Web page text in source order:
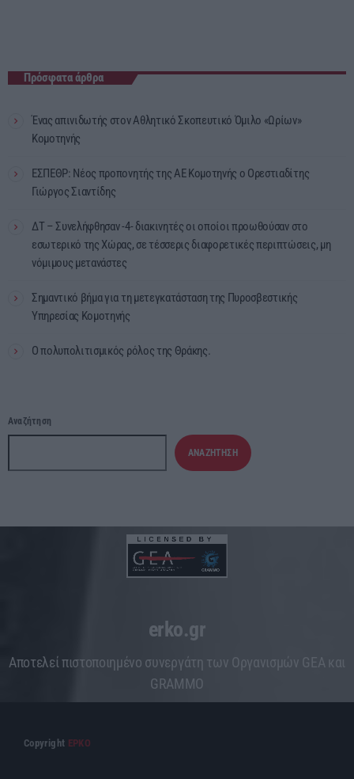
Πρόσφατα άρθρα
Ένας απινιδωτής στον Αθλητικό Σκοπευτικό Όμιλο «Ωρίων»
Κομοτηνής
ΕΣΠΕΘΡ: Νέος προπονητής της ΑΕ Κομοτηνής ο Ορεστιαδίτης
Γιώργος Σιαντίδης
ΔΤ – Συνελήφθησαν -4- διακινητές οι οποίοι προωθούσαν στο
εσωτερικό της Χώρας, σε τέσσερις διαφορετικές περιπτώσεις, μη
νόμιμους μετανάστες
Σημαντικό βήμα για τη μετεγκατάσταση της Πυροσβεστικής
Υπηρεσίας Κομοτηνής
Ο πολυπολιτισμικός ρόλος της Θράκης.
Αναζήτηση
ΑΝΑΖΉΤΗΣΗ
erko.gr
Aποτελεί πιστοποιημένο συνεργάτη των Οργανισμών GEA και
GRAMMO
Copyright ΕΡΚΟ